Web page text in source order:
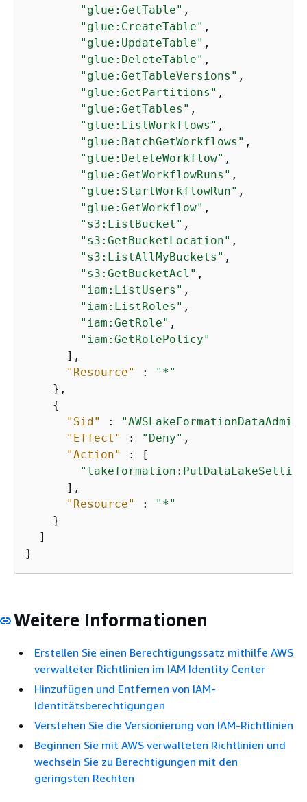
"glue:GetTable" ,
"glue:CreateTable" ,
"glue:UpdateTable" ,
"glue:DeleteTable" ,
"glue:GetTableVersions" ,
"glue:GetPartitions" ,
"glue:GetTables" ,
"glue:ListWorkflows" ,
"glue:BatchGetWorkflows" ,
"glue:DeleteWorkflow" ,
"glue:GetWorkflowRuns" ,
"glue:StartWorkflowRun" ,
"glue:GetWorkflow" ,
"s3:ListBucket" ,
"s3:GetBucketLocation" ,
"s3:ListAllMyBuckets" ,
"s3:GetBucketAcl" ,
"iam:ListUsers" ,
"iam:ListRoles" ,
"iam:GetRole" ,
"iam:GetRolePolicy"
      ],
"Resource"
:
"*"
    },
{
"Sid"
:
"Effect"
: "Deny" ,
"Action"
: [
      ],
"Resource"
:
"*"
    }
  ]
}
Weitere Informationen
Erstellen Sie einen Berechtigungssatz mithilfe AWS
verwalteter Richtlinien im IAM Identity Center
Hinzufügen und Entfernen von IAM-
Identitätsberechtigungen
Verstehen Sie die Versionierung von IAM-Richtlinien
Beginnen Sie mit AWS verwalteten Richtlinien und
wechseln Sie zu Berechtigungen mit den
geringsten Rechten